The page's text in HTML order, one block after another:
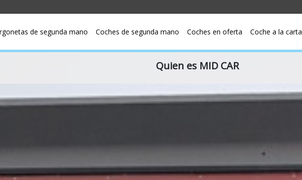
de segunda mano Coches de segunda mano Coches en oferta Coche a la carta
Quien es MID CAR